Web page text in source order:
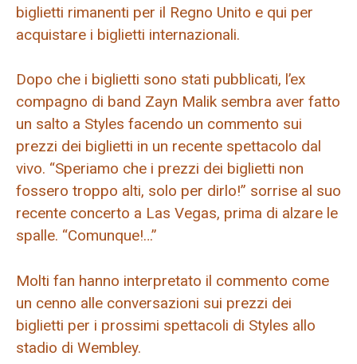
biglietti rimanenti per il Regno Unito e qui per
acquistare i biglietti internazionali.
Dopo che i biglietti sono stati pubblicati, l’ex
compagno di band Zayn Malik sembra aver fatto
un salto a Styles facendo un commento sui
prezzi dei biglietti in un recente spettacolo dal
vivo. “Speriamo che i prezzi dei biglietti non
fossero troppo alti, solo per dirlo!” sorrise al suo
recente concerto a Las Vegas, prima di alzare le
spalle. “Comunque!…”
Molti fan hanno interpretato il commento come
un cenno alle conversazioni sui prezzi dei
biglietti per i prossimi spettacoli di Styles allo
stadio di Wembley.